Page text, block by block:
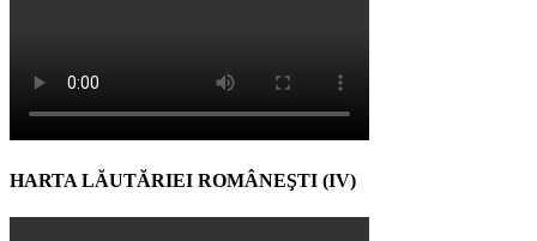
HARTA LĂUTĂRIEI ROMÂNEŞTI (IV)